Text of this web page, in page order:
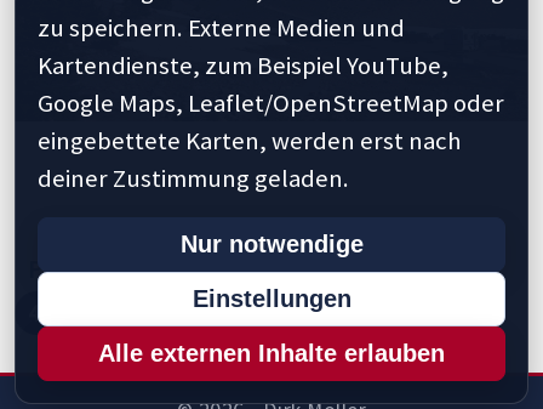
Previous 1 2 3 4 5 10 20
30
43
Next » Last »
zu speichern. Externe Medien und
Kartendienste, zum Beispiel YouTube,
Google Maps, Leaflet/OpenStreetMap oder
eingebettete Karten, werden erst nach
deiner Zustimmung geladen.
Nur notwendige
Einstellungen
Alle externen Inhalte erlauben